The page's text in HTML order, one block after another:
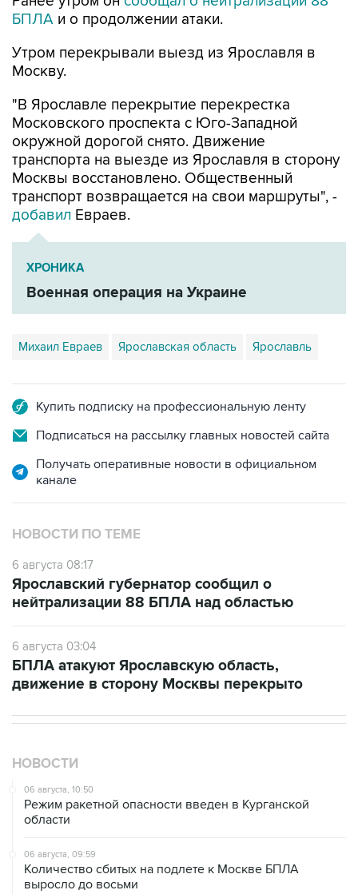
БПЛА и о продолжении атаки.
Утром перекрывали выезд из Ярославля в
Москву.
"В Ярославле перекрытие перекрестка
Московского проспекта с Юго-Западной
окружной дорогой снято. Движение
транспорта на выезде из Ярославля в сторону
Москвы восстановлено. Общественный
транспорт возвращается на свои маршруты", -
добавил Евраев.
ХРОНИКА
Военная операция на Украине
Михаил Евраев Ярославская область Ярославль
Купить подписку на профессиональную ленту
Подписаться на рассылку главных новостей сайта
Получать оперативные новости в официальном
канале
НОВОСТИ ПО ТЕМЕ
6 августа 08:17
Ярославский губернатор сообщил о
нейтрализации 88 БПЛА над областью
6 августа 03:04
БПЛА атакуют Ярославскую область,
движение в сторону Москвы перекрыто
НОВОСТИ
06 августа, 10:50
Режим ракетной опасности введен в Курганской
области
06 августа, 09:59
Количество сбитых на подлете к Москве БПЛА
выросло до восьми